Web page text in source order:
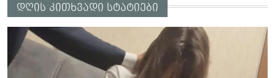
დღის კითხვადი სტატიები